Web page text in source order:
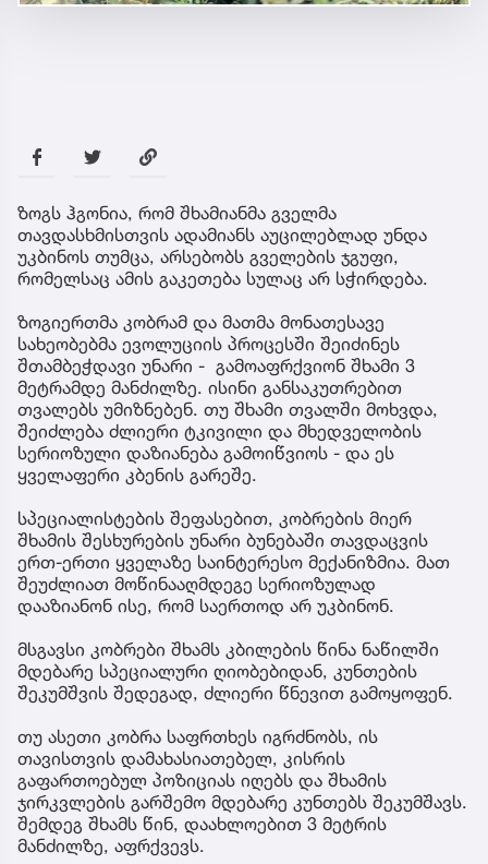
ზოგს ჰგონია, რომ შხამიანმა გველმა
თავდასხმისთვის ადამიანს აუცილებლად უნდა
უკბინოს თუმცა, არსებობს გველების ჯგუფი,
რომელსაც ამის გაკეთება სულაც არ სჭირდება.
ზოგიერთმა კობრამ და მათმა მონათესავე
სახეობებმა ევოლუციის პროცესში შეიძინეს
შთამბეჭდავი უნარი - გამოაფრქვიონ შხამი 3
მეტრამდე მანძილზე. ისინი განსაკუთრებით
თვალებს უმიზნებენ. თუ შხამი თვალში მოხვდა,
შეიძლება ძლიერი ტკივილი და მხედველობის
სერიოზული დაზიანება გამოიწვიოს - და ეს
ყველაფერი კბენის გარეშე.
სპეციალისტების შეფასებით, კობრების მიერ
შხამის შესხურების უნარი ბუნებაში თავდაცვის
ერთ-ერთი ყველაზე საინტერესო მექანიზმია. მათ
შეუძლიათ მოწინააღმდეგე სერიოზულად
დააზიანონ ისე, რომ საერთოდ არ უკბინონ.
მსგავსი კობრები შხამს კბილების წინა ნაწილში
მდებარე სპეციალური ღიობებიდან, კუნთების
შეკუმშვის შედეგად, ძლიერი წნევით გამოყოფენ.
თუ ასეთი კობრა საფრთხეს იგრძნობს, ის
თავისთვის დამახასიათებელ, კისრის
გაფართოებულ პოზიციას იღებს და შხამის
ჯირკვლების გარშემო მდებარე კუნთებს შეკუმშავს.
შემდეგ შხამს წინ, დაახლოებით 3 მეტრის
მანძილზე, აფრქვევს.